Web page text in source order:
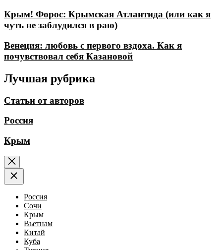
Крым! Форос: Крымская Атлантида (или как я
чуть не заблудился в раю)
Венеция: любовь с первого вздоха. Как я
почувствовал себя Казановой
Лучшая рубрика
Статьи от авторов
Россия
Крым
Россия
Сочи
Крым
Вьетнам
Китай
Куба